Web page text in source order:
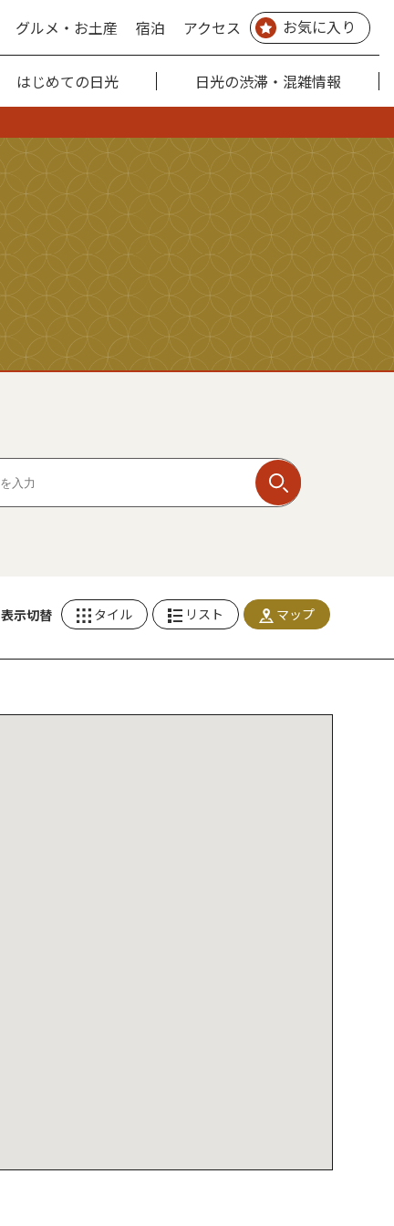
グルメ・お土産 宿泊 アクセス お気に入り
はじめての日光 日光の渋滞・混雑情報
表示切替 タイル リスト マップ